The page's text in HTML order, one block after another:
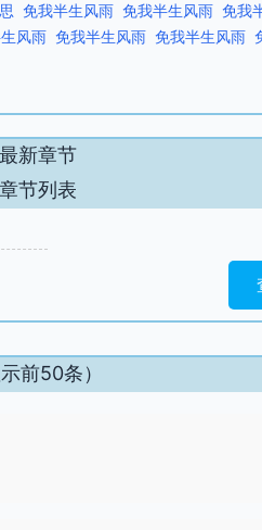
免我半生风雨 免我半生风雨 免我
风雨 免我半生风雨 免我半生风雨
新章节
节列表
前50条）